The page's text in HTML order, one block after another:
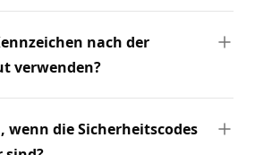
nach der
verwenden?
wenn die Sicherheitscodes